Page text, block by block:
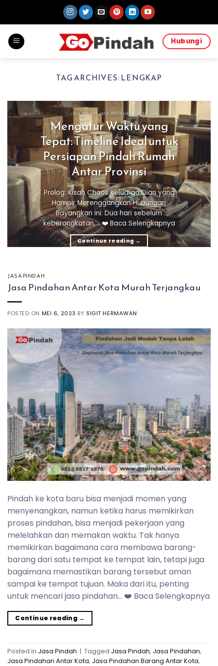
Hubungi
TAG ARCHIVES: LENGKAP
JASA PINDAH JASA PINDAHAN RUMAH
Mengatur Waktu yang
Tepat: Timeline Ideal untuk
Persiapan Pindah Rumah
Antar Provinsi
Prolog: Kisah Chaos Keluarga Dian yang
Hampir Merenggangkan Hubungan
Bayangkan ini: Dua hari sebelum
keberangkatan,... ❤️ Baca Selengkapnya
Continue reading →
JASA PINDAH
Jasa Pindahan Antar Kota Murah Terjangkau
POSTED ON MEI 6, 2023 BY SIGIT HERMAWAN
Pindah ke kota baru bisa menjadi momen yang
menyenangkan, namun ketika harus memikirkan
proses pindahan, bisa menjadi pekerjaan yang
melelahkan dan memakan waktu. Tak hanya
memikirkan bagaimana cara membawa barang-
barang dari satu tempat ke tempat lain, tetapi juga
bagaimana memastikan barang tersebut aman
sampai ke tempat tujuan. Maka dari itu, penting
untuk mencari jasa pindahan… ❤️ Baca Selengkapnya
Continue reading →
Posted in Jasa Pindah Tagged Jasa Pindah, Jasa Pindahan,
Jasa Pindahan Antar Kota, Jasa Pindahan Barang Antar Kota,